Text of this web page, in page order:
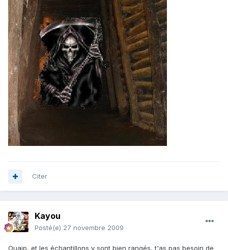
Citer
Kayou
Posté(e) 27 novembre 2009
Ouaip, et les échantillons y sont bien rangés, t'as pas besoin de